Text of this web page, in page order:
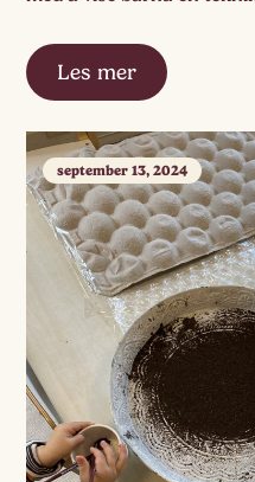
Les mer
september 13, 2024